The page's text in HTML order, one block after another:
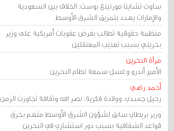
ساوث تشاينا مورنينغ بوست: الخلاف بين السعودية
والإمارات يهدد بتمزيق الشرق الأوسط
منظمة حقوقية تطالب بفرض عقوبات أمريكية على وزير
بحريني بسبب تعذيب المعتقلين
مرآة البحرين
الأمير أندرو وغسل سمعة نظام البحرين
أحمد رضي
رحيل جسدي، وولادة فكرية: نصر الله وثقافة تجاوزت الزمن
وزير بريطاني سابق لشؤون الشرق الأوسط متهم بخرق
قواعد الشفافية بسبب دور استشاري في البحرين